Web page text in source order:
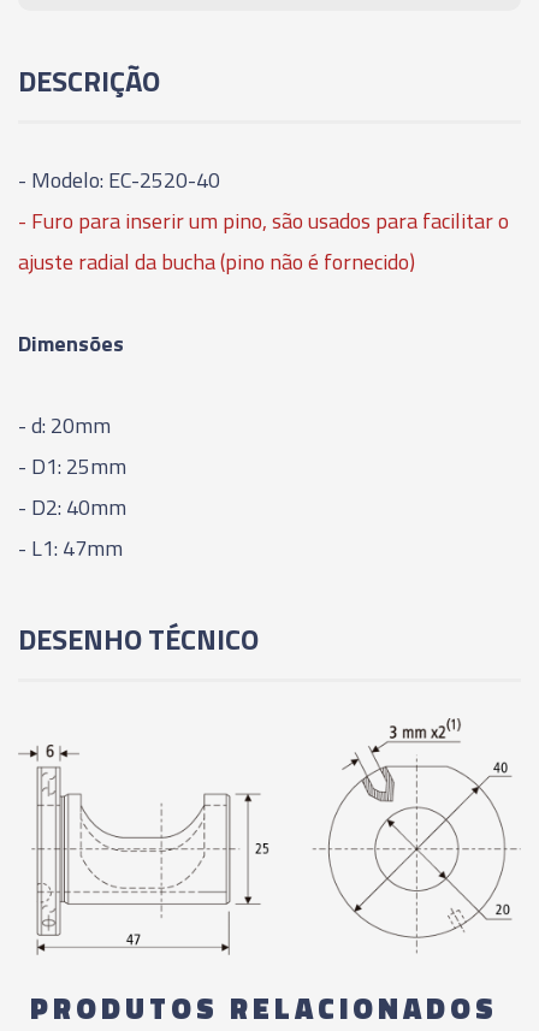
DESCRIÇÃO
- Modelo: EC-2520-40
- Furo para inserir um pino, são usados para facilitar o
ajuste radial da bucha (pino não é fornecido)
Dimensões
- d: 20mm
- D1: 25mm
- D2: 40mm
- L1: 47mm
DESENHO TÉCNICO
PRODUTOS RELACIONADOS